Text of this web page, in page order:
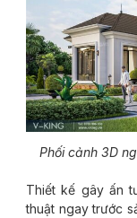
Phối cảnh 3D
Thiết kế gây ấn
thuật ngay trước